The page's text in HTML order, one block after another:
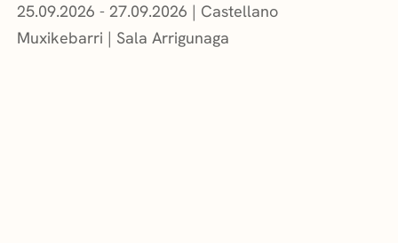
25.09.2026 - 27.09.2026
Castellano
Muxikebarri | Sala Arrigunaga